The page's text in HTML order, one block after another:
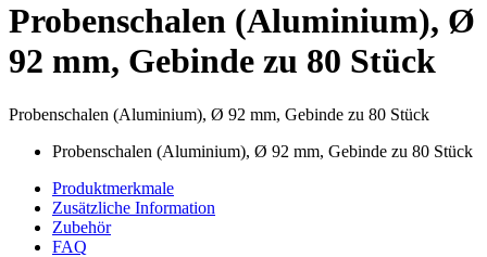
Probenschalen (Aluminium), Ø
92 mm, Gebinde zu 80 Stück
Probenschalen (Aluminium), Ø 92 mm, Gebinde zu 80 Stück
Probenschalen (Aluminium), Ø 92 mm, Gebinde zu 80 Stück
Produktmerkmale
Zusätzliche Information
Zubehör
FAQ